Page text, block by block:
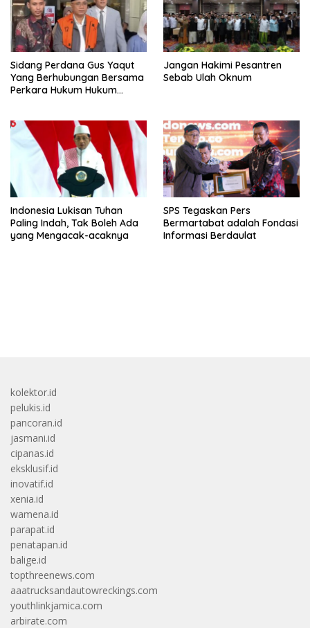
Sidang Perdana Gus Yaqut
Yang Berhubungan Bersama
Perkara Hukum Hukum
Jangan Hakimi Pesantren
Sebab Ulah Oknum
Indonesia Lukisan Tuhan
Paling Indah, Tak Boleh Ada
yang Mengacak-acaknya
SPS Tegaskan Pers
Bermartabat adalah Fondasi
Informasi Berdaulat
kolektor.id
pelukis.id
pancoran.id
jasmani.id
cipanas.id
eksklusif.id
inovatif.id
xenia.id
wamena.id
parapat.id
penatapan.id
balige.id
topthreenews.com
aaatrucksandautowreckings.com
youthlinkjamica.com
arbirate.com